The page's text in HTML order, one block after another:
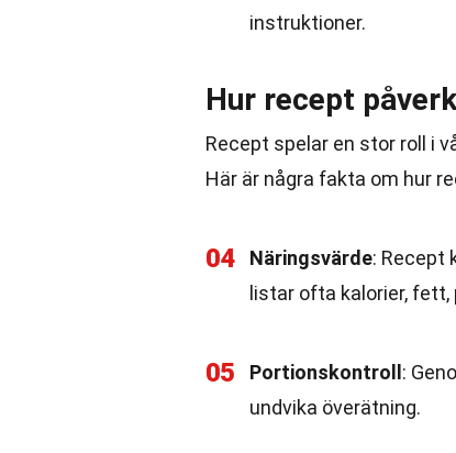
instruktioner.
Hur recept
Recept spelar en stor roll i
Här är några fakta om hur
04 Näringsvärde: Recept
listar ofta kalorier,
05 Portionskontroll :
undvika överätning.